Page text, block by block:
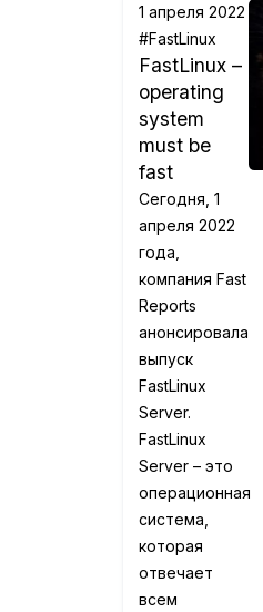
1 апреля 2022
#FastLinux
FastLinux –
operating
system
must be
fast
Сегодня, 1
апреля 2022
года,
компания Fast
Reports
анонсировала
выпуск
FastLinux
Server.
FastLinux
Server – это
операционная
система,
которая
отвечает
всем